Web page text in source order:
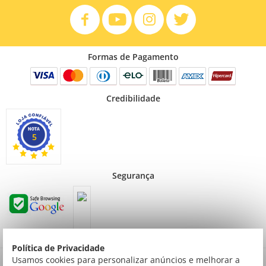
Política de Privacidade
Usamos cookies para personalizar anúncios e melhorar a
Formas de Pagamento
Credibilidade
5
Segurança
Preços válidos para consumidor final não contribuinte. Preços exclusivos para compras